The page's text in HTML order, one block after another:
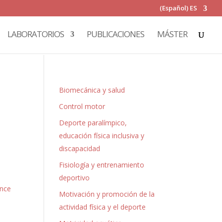
(Español) ES
LABORATORIOS PUBLICACIONES MÁSTER
Biomecánica y salud
Control motor
Deporte paralímpico,
educación física inclusiva y
discapacidad
Fisiología y entrenamiento
deportivo
Motivación y promoción de la
actividad física y el deporte